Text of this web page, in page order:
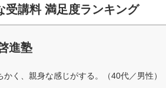
受講料 満足度ランキング
進塾
かく、親身な感じがする。（40代／男性）